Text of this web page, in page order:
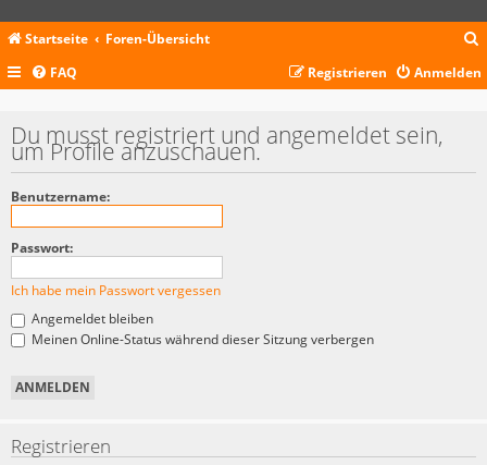
Startseite Foren-Übersicht
c
FAQ Anmelden
Registrieren
Du musst registriert und angemeldet sein,
um Profile anzuschauen.
Benutzername:
Passwort:
Ich habe mein Passwort vergessen
Angemeldet bleiben
Meinen Online-Status während dieser Sitzung verbergen
Registrieren